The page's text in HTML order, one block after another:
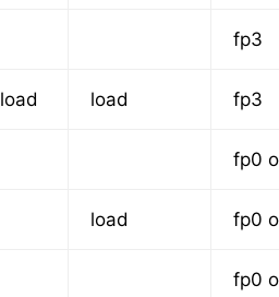
fp3
load fp3
fp0
load fp0
fp0